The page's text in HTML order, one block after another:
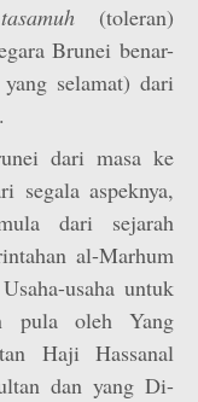
tasamuh (toleran)
Brunei benar-
yang selamat) dari
dari masa ke
segala aspeknya,
dari sejarah
al-Marhum
usaha untuk
pula oleh Yang
Haji Hassanal
dan yang Di-